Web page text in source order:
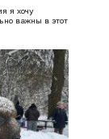
я хочу
важны в этот